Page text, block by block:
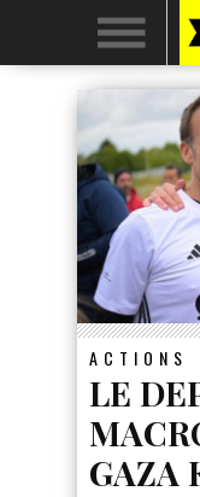
ACTIONS
LE
GAZA